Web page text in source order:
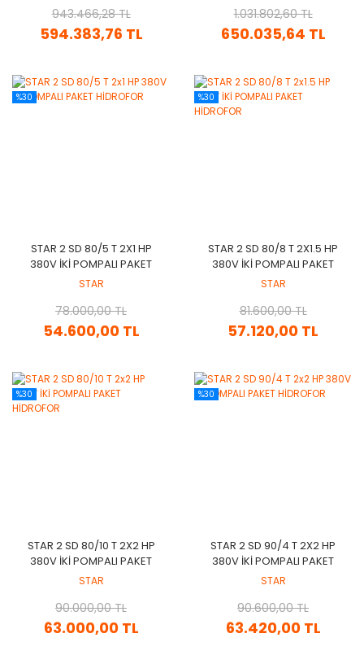
594.383,76 TL
943.466,28 TL
650.035,64 TL
1.031.802,60 TL
%30
STAR 2 SD 80/5 T 2X1 HP
380V İKİ POMPALI PAKET
HİDROFOR
STAR
54.600,00 TL
78.000,00 TL
%30
STAR 2 SD 80/8 T 2X1.5 HP
380V İKİ POMPALI PAKET
HİDROFOR
STAR
57.120,00 TL
81.600,00 TL
%30
STAR 2 SD 80/10 T 2X2 HP
380V İKİ POMPALI PAKET
HİDROFOR
STAR
63.000,00 TL
90.000,00 TL
%30
STAR 2 SD 90/4 T 2X2 HP
380V İKİ POMPALI PAKET
HİDROFOR
STAR
63.420,00 TL
90.600,00 TL